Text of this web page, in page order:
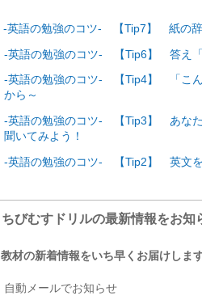
-英語の勉強のコツ- 【Tip7】 紙の辞
-英語の勉強のコツ- 【Tip6】 答え「
-英語の勉強のコツ- 【Tip4】 「こ
から～
-英語の勉強のコツ- 【Tip3】 あなた
聞いてみよう！
-英語の勉強のコツ- 【Tip2】 英文を
ちびむすドリルの最新情報をお知
教材の新着情報をいち早くお届けします
自動メールでお知らせ